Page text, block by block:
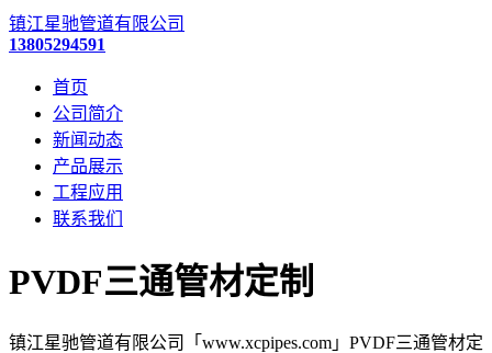
镇江星驰管道有限公司
13805294591
首页
公司简介
新闻动态
产品展示
工程应用
联系我们
PVDF三通管材定制
镇江星驰管道有限公司「www.xcpipes.com」PVDF三通管材定